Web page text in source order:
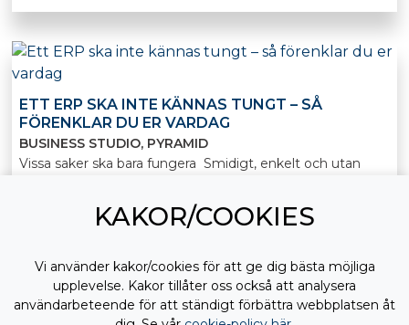
ETT ERP SKA INTE KÄNNAS TUNGT – SÅ
FÖRENKLAR DU ER VARDAG
BUSINESS STUDIO PYRAMID
Vissa saker ska bara fungera Smidigt, enkelt och utan
PROCLIENT
Publicerat 22 jun 2026
KAKOR/COOKIES
Vi använder kakor/cookies för att ge dig bästa möjliga
upplevelse. Kakor tillåter oss också att analysera
användarbeteende för att ständigt förbättra webbplatsen åt